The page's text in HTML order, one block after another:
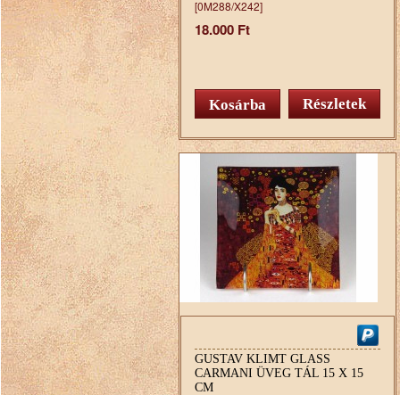
[0M288/X242]
18.000 Ft
Részletek
GUSTAV KLIMT GLASS
CARMANI ÜVEG TÁL 15 X 15
CM